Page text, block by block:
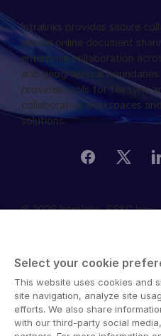
Intralinks provides secure
secure online document
enterprise collaboration
and geographical
provides tools for file sync
collaborative workspaces
solutions.
© 2026 Intralinks, SS&C Inc.
Select your cookie
This website uses cookies and
site navigation, analyze site
efforts. We also share
with our third-party social